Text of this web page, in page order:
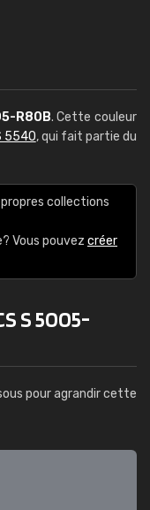
R80B. Cette couleur
5540, qui fait partie du
collections
Vous pouvez créer
S 5005-
pour agrandir cette